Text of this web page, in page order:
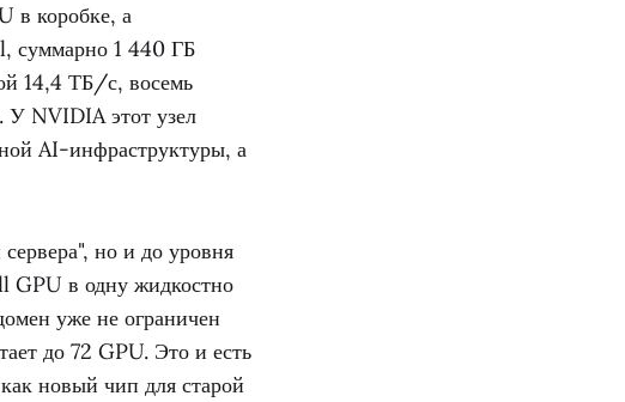
в коробке, а
суммарно 1 440 ГБ
14,4 ТБ/с, восемь
NVIDIA этот узел
AI-инфраструктуры, а
но и до уровня
в одну жидкостно
уже не ограничен
до 72 GPU. Это и есть
новый чип для старой